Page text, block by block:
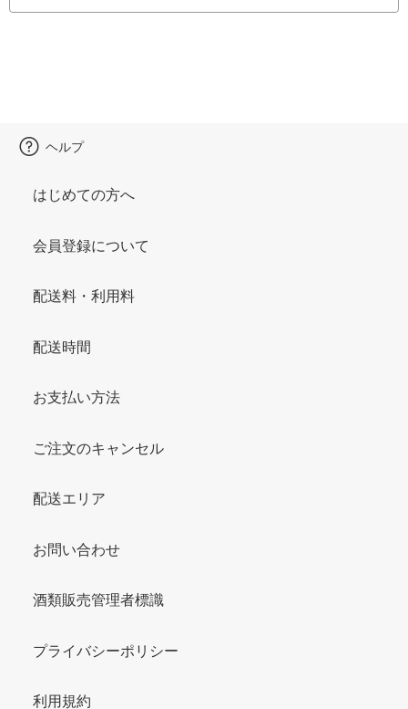
ヘルプ
はじめての方へ
会員登録について
配送料・利用料
配送時間
お支払い方法
ご注文のキャンセル
配送エリア
お問い合わせ
酒類販売管理者標識
プライバシーポリシー
利用規約